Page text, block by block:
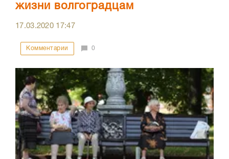
жизни волгоградцам
17.03.2020 17:47
Комментарии 0